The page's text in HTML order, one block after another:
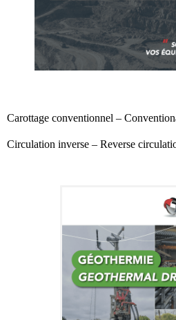
Carottage conventionnel –
Circulation inverse – Reverse